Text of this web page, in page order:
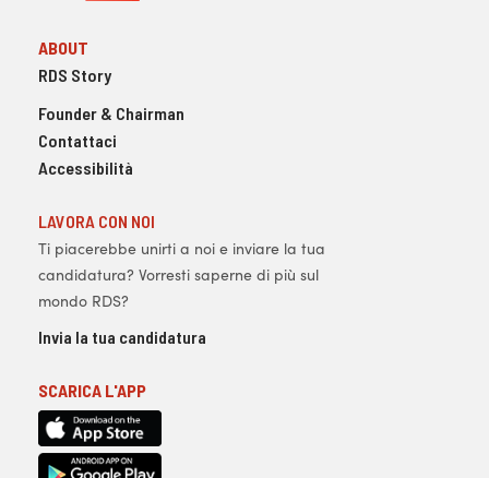
ABOUT
RDS Story
Founder & Chairman
Contattaci
Accessibilità
LAVORA CON NOI
Ti piacerebbe unirti a noi e inviare la tua
candidatura? Vorresti saperne di più sul
mondo RDS?
Invia la tua candidatura
SCARICA L'APP